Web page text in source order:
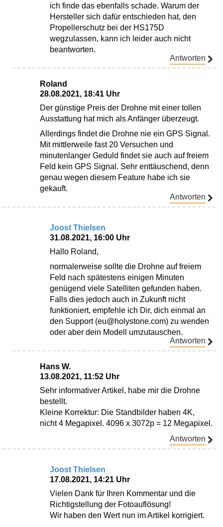
ich finde das ebenfalls schade. Warum der
Hersteller sich dafür entschieden hat, den
Propellerschutz bei der HS175D
wegzulassen, kann ich leider auch nicht
beantworten.
Antworten
Roland
28.08.2021, 18:41 Uhr
Der günstige Preis der Drohne mit einer tollen
Ausstattung hat mich als Anfänger überzeugt.
Allerdings findet die Drohne nie ein GPS Signal.
Mit mittlerweile fast 20 Versuchen und
minutenlanger Geduld findet sie auch auf freiem
Feld kein GPS Signal. Sehr enttäuschend, denn
genau wegen diesem Feature habe ich sie
gekauft.
Antworten
Joost Thielsen
31.08.2021, 16:00 Uhr
Hallo Roland,
normalerweise sollte die Drohne auf freiem
Feld nach spätestens einigen Minuten
genügend viele Satelliten gefunden haben.
Falls dies jedoch auch in Zukunft nicht
funktioniert, empfehle ich Dir, dich einmal an
den Support (eu@holystone.com) zu wenden
oder aber dein Modell umzutauschen.
Antworten
Hans W.
13.08.2021, 11:52 Uhr
Sehr informativer Artikel, habe mir die Drohne
bestellt.
Kleine Korrektur: Die Standbilder haben 4K,
nicht 4 Megapixel. 4096 x 3072p = 12 Megapixel.
Antworten
Joost Thielsen
17.08.2021, 14:21 Uhr
Vielen Dank für Ihren Kommentar und die
Richtigstellung der Fotoauflösung!
Wir haben den Wert nun im Artikel korrigiert.